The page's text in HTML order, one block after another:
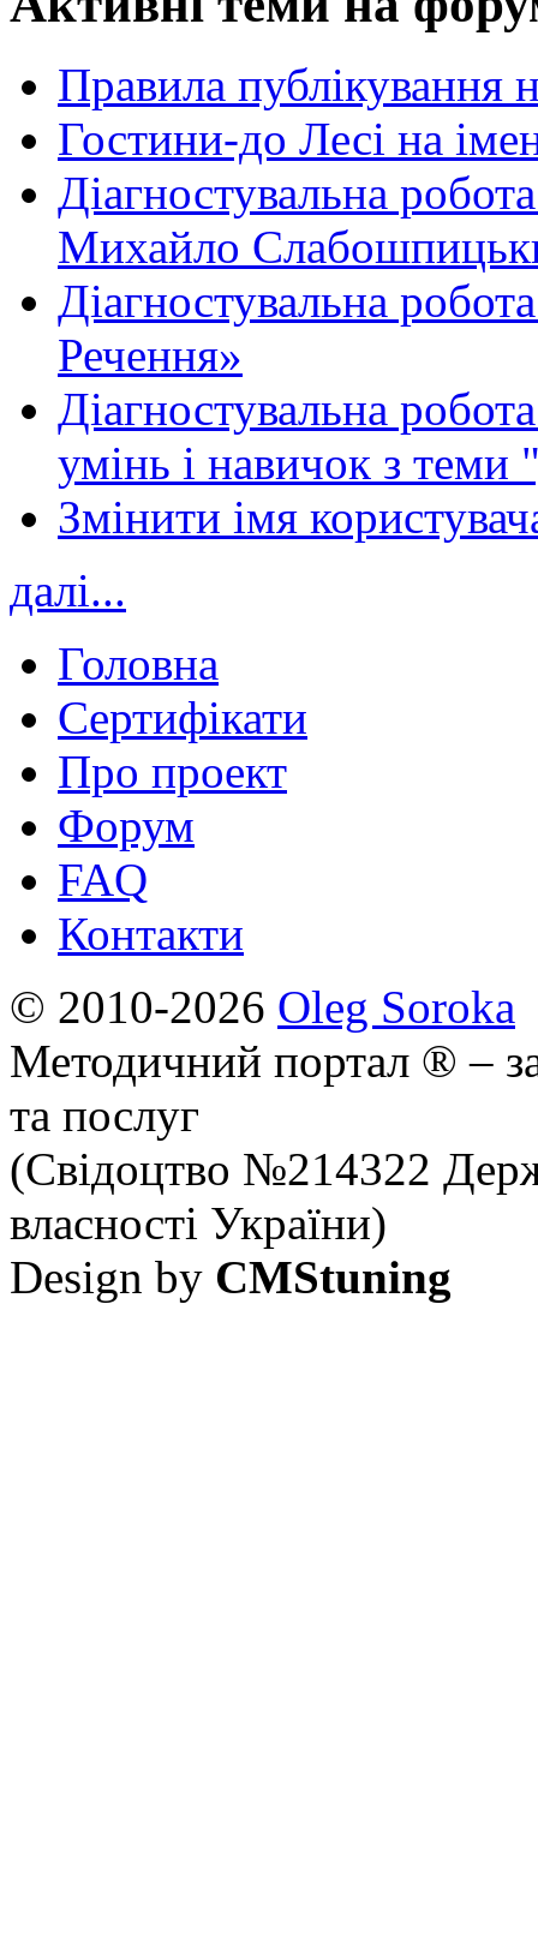
Правила публікування
Гостини-до Лесі на
Діагностувальна
Михайло
Діагностувальна
Речення»
Діагностувальна
умінь і навичок з теми
Змінити імя
далі...
Головна
Сертифікати
Про проект
Форум
FAQ
Контакти
© 2010-2026 Oleg Soroka
Методичний портал ® –
та послуг
(Свідоцтво №214322
власності України)
Design by CMStuning